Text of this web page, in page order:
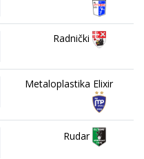
Radnički
Metaloplastika Elixir
Rudar